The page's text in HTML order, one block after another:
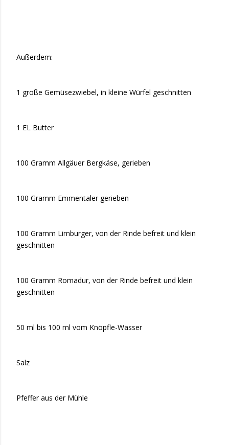
Außerdem:
1 große Gemüsezwiebel, in kleine Würfel geschnitten
1 EL Butter
100 Gramm Allgäuer Bergkäse, gerieben
100 Gramm Emmentaler gerieben
100 Gramm Limburger, von der Rinde befreit und klein
geschnitten
100 Gramm Romadur, von der Rinde befreit und klein
geschnitten
50 ml bis 100 ml vom Knöpfle-Wasser
Salz
Pfeffer aus der Mühle